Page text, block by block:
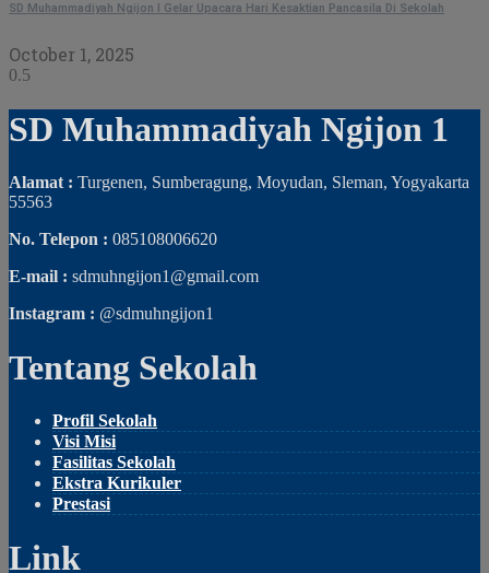
SD Muhammadiyah Ngijon I Gelar Upacara Hari Kesaktian Pancasila Di Sekolah
October 1, 2025
SD Muhammadiyah Ngijon 1
Alamat : Turgenen, Sumberagung, Moyudan, Sleman, Yogyakarta
55563
No. Telepon : 085108006620
E-mail : sdmuhngijon1@gmail.com
Instagram : @sdmuhngijon1
Tentang Sekolah
Profil Sekolah
Visi Misi
Fasilitas Sekolah
Ekstra Kurikuler
Prestasi
Link